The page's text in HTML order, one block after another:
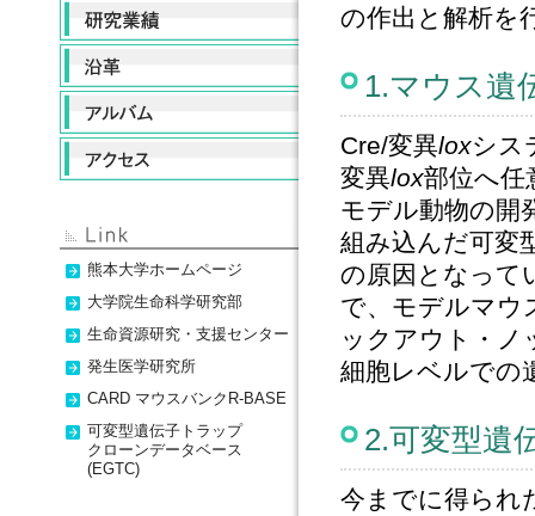
熊本大学ホームページ
大学院生命科学研究部
生命資源研究・支援センター
発生医学研究所
CARD マウスバンクR-BASE
可変型遺伝子トラップ
クローンデータベース
(EGTC)
の作出と解析を
1.マウス遺
Cre/変異loxシス
変異lox部位へ任
モデル動物の開
組み込んだ可変
の原因となって
で、モデルマウ
ックアウト・ノ
細胞レベルでの
2.可変型遺
今までに得られ